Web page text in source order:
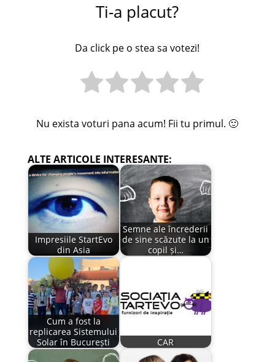
Ti-a placut?
Da click pe o stea sa votezi!
Nu exista voturi pana acum! Fii tu primul. 🙂
ALTE ARTICOLE INTERESANTE:
Impresiile StartEvo
din Asia
Semne ale încrederii
de sine scăzute la un
copil și…
Cum a fost la
replicarea Sistemului
Solar în București
CAR